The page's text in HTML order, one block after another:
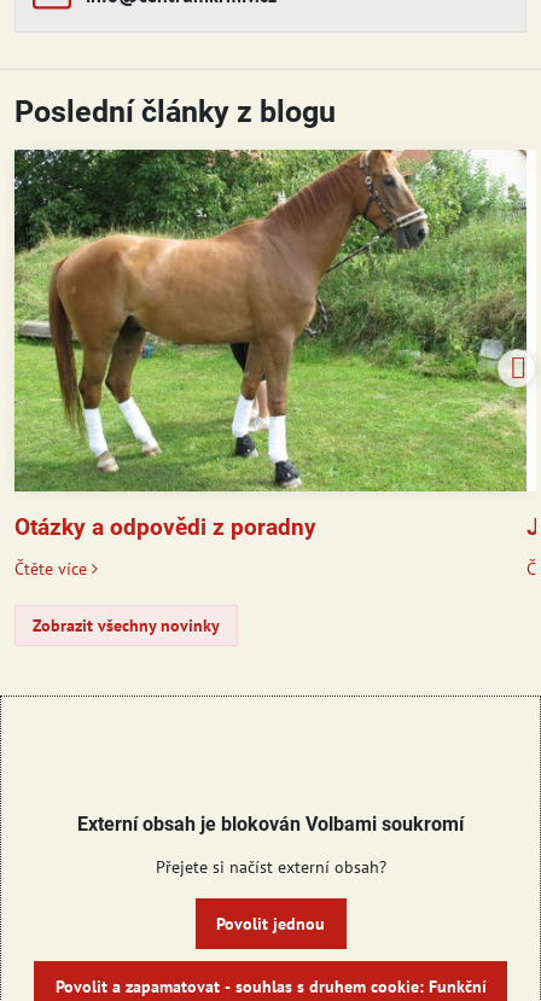
Poslední články z blogu
Otázky a odpovědi z poradny
Čtěte více
Zobrazit všechny novinky
Externí obsah je blokován Volbami soukromí
Přejete si načíst externí obsah?
Povolit jednou
Povolit a zapamatovat - souhlas s druhem cookie: Funkční